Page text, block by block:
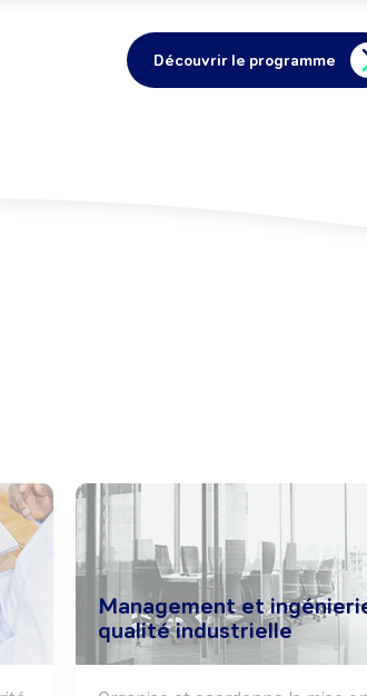
Découvrir le programme
Management et
qualité industrielle